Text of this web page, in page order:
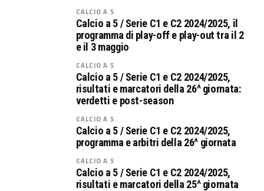
CALCIO A 5
Calcio a 5 / Serie C1 e C2 2024/2025, il
programma di play-off e play-out tra il 2
e il 3 maggio
CALCIO A 5
Calcio a 5 / Serie C1 e C2 2024/2025,
risultati e marcatori della 26^ giornata:
verdetti e post-season
CALCIO A 5
Calcio a 5 / Serie C1 e C2 2024/2025,
programma e arbitri della 26^ giornata
CALCIO A 5
Calcio a 5 / Serie C1 e C2 2024/2025,
risultati e marcatori della 25^ giornata